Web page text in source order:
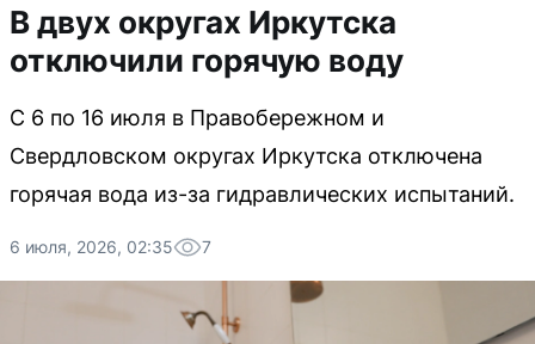
В двух округах Иркутска
отключили горячую воду
С 6 по 16 июля в Правобережном и
Свердловском округах Иркутска отключена
горячая вода из-за гидравлических испытаний.
6 июля, 2026, 02:35 7